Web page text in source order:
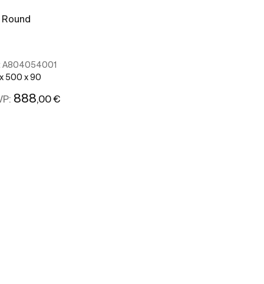
A804054001
500 x 90
888 ,00 €